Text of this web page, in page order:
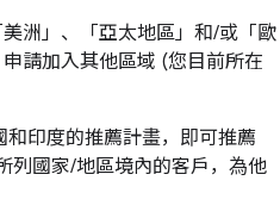
洲」、「亞太地區」和/或「歐
請加入其他區域 (您目前所在
印度的推薦計畫，即可推薦
列國家/地區境內的客戶，為他